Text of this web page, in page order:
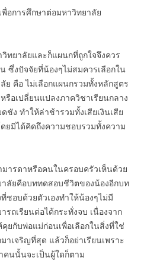
อการศึกษาต่อมหาวิทยาลัย
ทยาลัยและก็แผนกที่ถูกใจจึงควร
ซึ่งปัจจัยที่น้องๆไม่สมควรเลือกใน
ย คือ ไม่เลือกแผนกรวมทั้งหลักสูตร
อเปลี่ยนแปลงภาควิชาเรียนกลาง
ชัง ทำให้ล่าช้ารวมทั้งเสียเงินเสีย
ยมิได้คิดถึงความชอบรวมทั้งความ
ารดาหรือคนในครอบครัวเห็นด้วย
ลัยคือบททดสอบชีวิตของน้องอีกบท
ชอบด้วยตัวเองทำให้น้องๆไม่มี
ถเรียนต่อได้กระทั่งจบ เนื่องจาก
ยกับพ่อแม่ก่อนเพื่อเลือกในสิ่งที่ใช่
าเจริญที่สุด แล้วก็อย่าเรียนเพราะ
คนนั้นจะเป็นผู้ใดก็ตาม